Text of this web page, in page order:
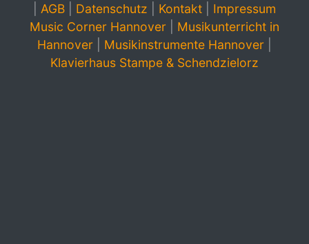
AGB Datenschutz Kontakt
Impressum
Music Corner Hannover
Musikunterricht in
Hannover
Musikinstrumente Hannover
Klavierhaus Stampe & Schendzielorz